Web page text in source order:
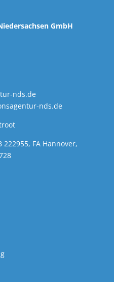
GmbH
nds.de
nds.de
FA Hannover,